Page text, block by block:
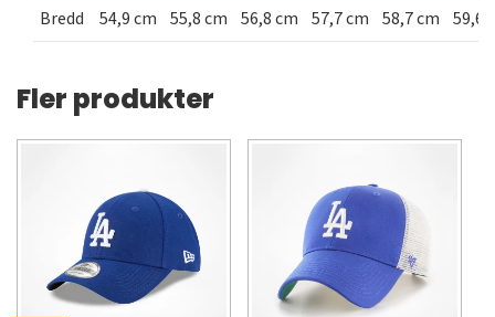
Bredd
54,9 cm 55,8 cm 56,8 cm 57,7 cm 58,7 cm 59,6
Fler produkter